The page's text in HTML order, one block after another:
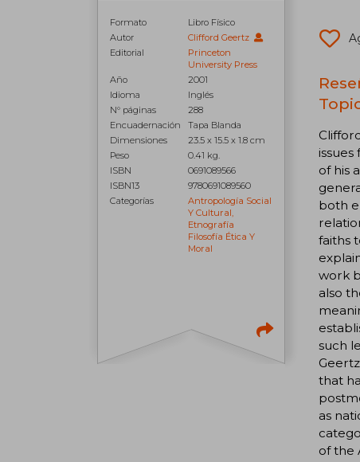
Formato
Libro Físico
Autor
Clifford Geertz
Editorial
Princeton
University Press
Año
2001
Idioma
Inglés
N° páginas
288
Encuadernación
Tapa Blanda
Dimensiones
23.5 x 15.5 x 1.8 cm
Peso
0.41 kg.
ISBN
0691089566
ISBN13
9780691089560
Categorías
Antropología Social
Y Cultural,
Etnografía
Filosofía Ética Y
Moral
of his
both
faiths
work
also
such
that
as
of the